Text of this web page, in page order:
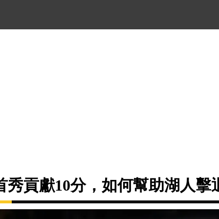
秀貢獻10分，如何幫助湖人擊